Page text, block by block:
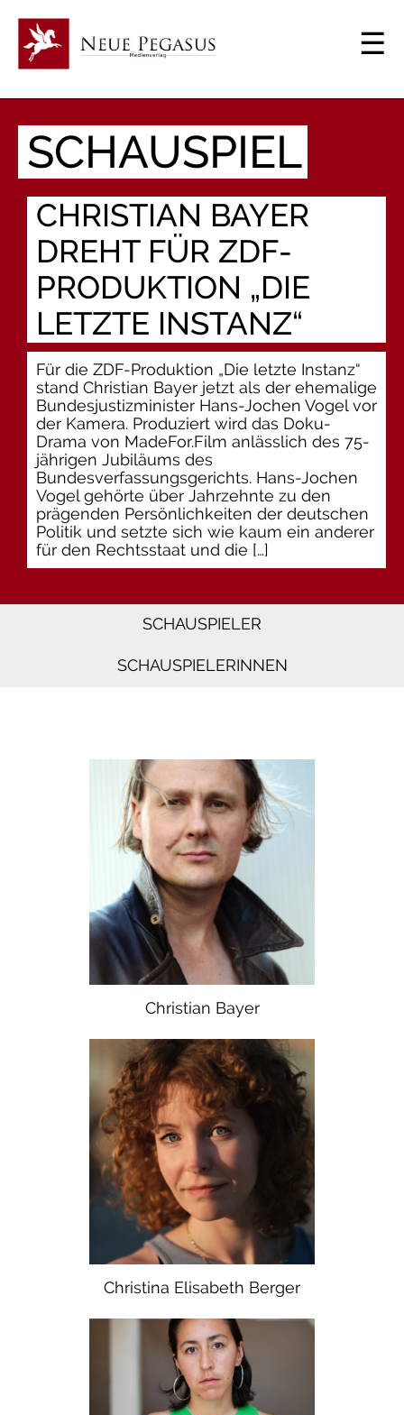
SCHAUSPIEL
CHRISTIAN BAYER
DREHT FÜR ZDF-
PRODUKTION „DIE
LETZTE INSTANZ“
Für die ZDF-Produktion „Die letzte Instanz“
stand Christian Bayer jetzt als der ehemalige
Bundesjustizminister Hans-Jochen Vogel vor
der Kamera. Produziert wird das Doku-
Drama von MadeFor.Film anlässlich des 75-
jährigen Jubiläums des
Bundesverfassungsgerichts. Hans-Jochen
Vogel gehörte über Jahrzehnte zu den
prägenden Persönlichkeiten der deutschen
Politik und setzte sich wie kaum ein anderer
für den Rechtsstaat und die […]
SCHAUSPIELER
SCHAUSPIELERINNEN
Christian Bayer
Christina Elisabeth Berger